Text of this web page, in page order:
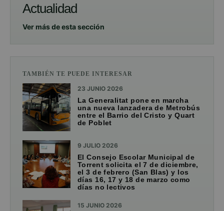
Actualidad
Ver más de esta sección
TAMBIÉN TE PUEDE INTERESAR
23 JUNIO 2026
La Generalitat pone en marcha
una nueva lanzadera de Metrobús
entre el Barrio del Cristo y Quart
de Poblet
9 JULIO 2026
El Consejo Escolar Municipal de
Torrent solicita el 7 de diciembre,
el 3 de febrero (San Blas) y los
días 16, 17 y 18 de marzo como
días no lectivos
15 JUNIO 2026